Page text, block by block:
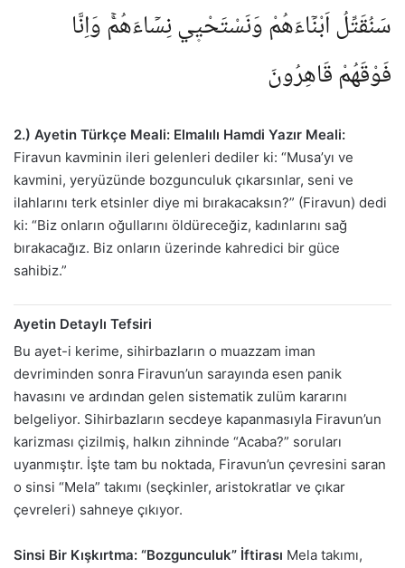
سَنُقَتِّلُ اَبْنَٓاءَهُمْ وَنَسْتَحْي۪ي نِسَٓاءَهُمْۚ وَاِنَّا
فَوْقَهُمْ قَاهِرُونَ
2.) Ayetin Türkçe Meali: Elmalılı Hamdi Yazır Meali:
Firavun kavminin ileri gelenleri dediler ki: “Musa’yı ve
kavmini, yeryüzünde bozgunculuk çıkarsınlar, seni ve
ilahlarını terk etsinler diye mi bırakacaksın?” (Firavun) dedi
ki: “Biz onların oğullarını öldüreceğiz, kadınlarını sağ
bırakacağız. Biz onların üzerinde kahredici bir güce
sahibiz.”
Ayetin Detaylı Tefsiri
Bu ayet-i kerime, sihirbazların o muazzam iman
devriminden sonra Firavun’un sarayında esen panik
havasını ve ardından gelen sistematik zulüm kararını
belgeliyor. Sihirbazların secdeye kapanmasıyla Firavun’un
karizması çizilmiş, halkın zihninde “Acaba?” soruları
uyanmıştır. İşte tam bu noktada, Firavun’un çevresini saran
o sinsi “Mela” takımı (seçkinler, aristokratlar ve çıkar
çevreleri) sahneye çıkıyor.
Sinsi Bir Kışkırtma: “Bozgunculuk” İftirası Mela takımı,